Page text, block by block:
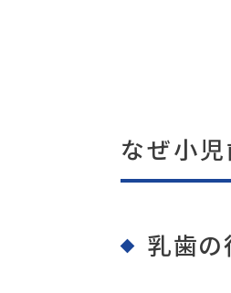
なぜ小
乳歯の